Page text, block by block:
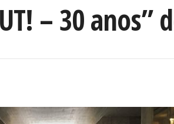
– 30